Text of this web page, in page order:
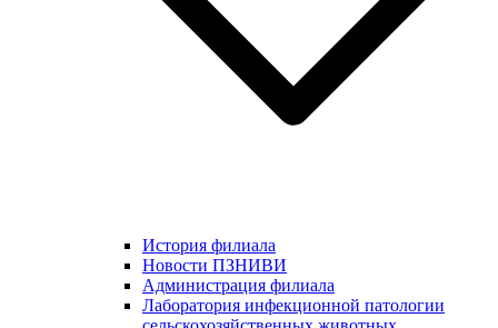
История филиала
Новости ПЗНИВИ
Администрация филиала
Лаборатория инфекционной патологии